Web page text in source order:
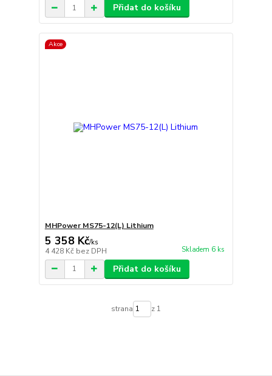
Přidat do košíku
Akce
MHPower MS75-12(L) Lithium
5 358 Kč/ks
4 428 Kč bez DPH Skladem 6 ks
Přidat do košíku
strana z 1